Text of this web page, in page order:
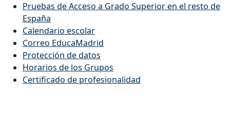
Pruebas de Acceso a Grado Superior en el resto de
España
Calendario escolar
Correo EducaMadrid
Protección de datos
Horarios de los Grupos
Certificado de profesionalidad